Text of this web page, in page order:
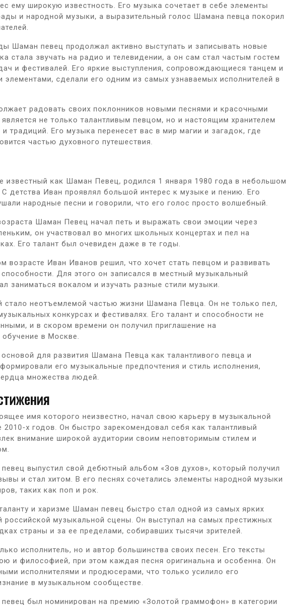
ему широкую известность. Его музыка сочетает в себе элементы
и народной музыки, а выразительный голос Шамана певца покорил
Шаман певец продолжал активно выступать и записывать новые
стала звучать на радио и телевидении, а он сам стал частым гостем
и фестивалей. Его яркие выступления, сопровождающиеся танцем и
элементами, сделали его одним из самых узнаваемых исполнителей в
радовать своих поклонников новыми песнями и красочными
не только талантливым певцом, но и настоящим хранителем
традиций. Его музыка перенесет вас в мир магии и загадок, где
частью духовного путешествия.
известный как Шаман Певец, родился 1 января 1980 года в небольшом
детства Иван проявлял большой интерес к музыке и пению. Его
народные песни и говорили, что его голос просто волшебный.
Шаман Певец начал петь и выражать свои эмоции через
он участвовал во многих школьных концертах и пел на
Его талант был очевиден даже в те годы.
возрасте Иван Иванов решил, что хочет стать певцом и развивать
Для этого он записался в местный музыкальный
заниматься вокалом и изучать разные стили музыки.
стало неотъемлемой частью жизни Шамана Певца. Он не только пел,
конкурсах и фестивалях. Его талант и способности не
и в скором времени он получил приглашение на
в Москве.
для развития Шамана Певца как талантливого певца и
его музыкальные предпочтения и стиль исполнения,
множества людей.
имя которого неизвестно, начал свою карьеру в музыкальной
2010-х годов. Он быстро зарекомендовал себя как талантливый
внимание широкой аудитории своим неповторимым стилем и
выпустил свой дебютный альбом «Зов духов», который получил
и стал хитом. В его песнях сочетались элементы народной музыки
таких как поп и рок.
и харизме Шаман певец быстро стал одной из самых ярких
российской музыкальной сцены. Он выступал на самых престижных
страны и за ее пределами, собиравших тысячи зрителей.
исполнитель, но и автор большинства своих песен. Его тексты
и философией, при этом каждая песня оригинальна и особенна. Он
исполнителями и продюсерами, что только усилило его
в музыкальном сообществе.
был номинирован на премию «Золотой граммофон» в категории